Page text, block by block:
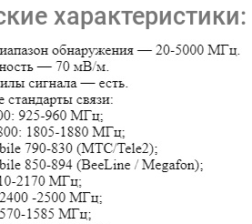
характеристики: